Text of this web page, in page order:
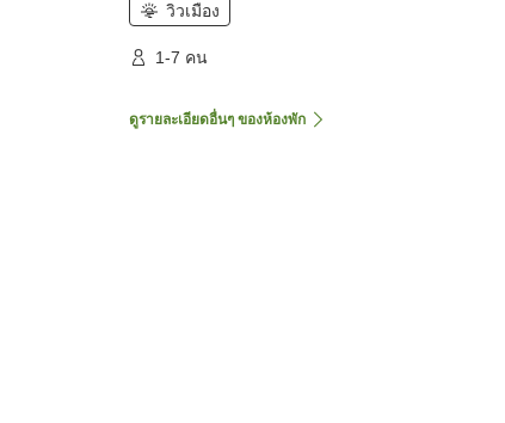
วิวเมือง
1-7 คน
ดูรายละเอียดอื่นๆ ของห้องพัก